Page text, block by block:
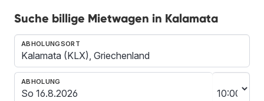
Suche billige Mietwagen in Kalamata
ABHOLUNGSORT
ABHOLUNG